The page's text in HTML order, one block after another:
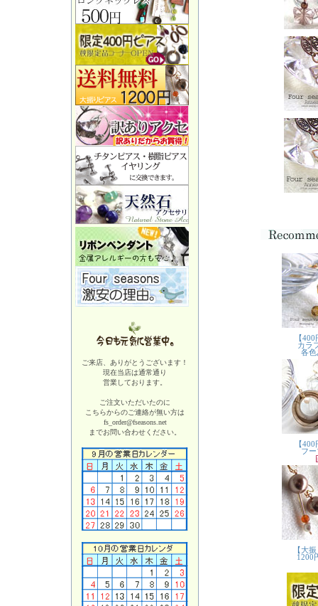
ご来店、ありがとうございます！
現在当店は通常通り
営業しております。
ご注文いただいたのに
こちらからのご連絡が無い方は
fs_order@fseasons.net
までお問い合わせください。